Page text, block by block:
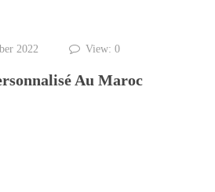
2022 View: 0
Au Maroc